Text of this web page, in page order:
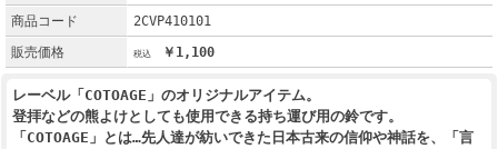
商品コード
2CVP410101
販売価格
￥1,100
レーベル「COTOAGE」のオリジナルアイテム。
登拝などの熊よけとしても使用できる持ち運び用の鈴です。
「COTOAGE」とは…先人達が紡いできた日本古来の信仰や神話を、「言